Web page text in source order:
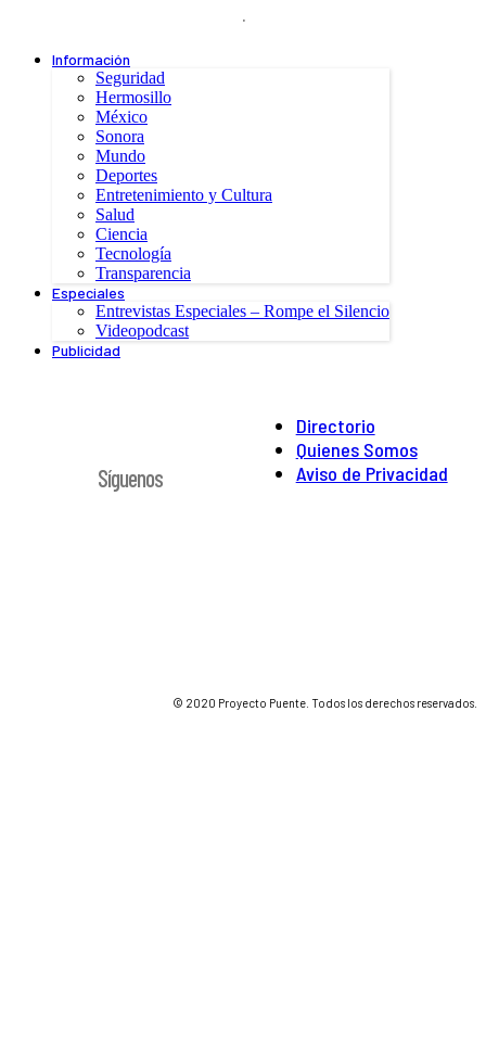
.
Información
Seguridad
Hermosillo
México
Sonora
Mundo
Deportes
Entretenimiento y Cultura
Salud
Ciencia
Tecnología
Transparencia
Especiales
Entrevistas Especiales – Rompe el Silencio
Videopodcast
Publicidad
Directorio
Quienes Somos
Aviso de Privacidad
Síguenos
© 2020 Proyecto Puente. Todos los derechos reservados.